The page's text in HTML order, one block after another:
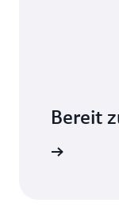
Bereit